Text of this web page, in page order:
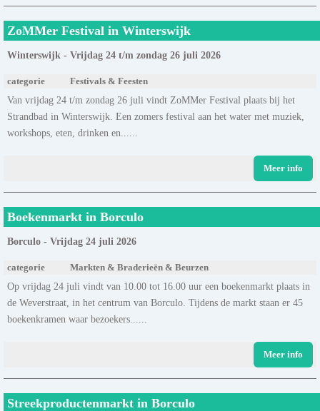
ZoMMer Festival in Winterswijk
Winterswijk - Vrijdag 24 t/m zondag 26 juli 2026
categorie Festivals & Feesten
Van vrijdag 24 t/m zondag 26 juli vindt ZoMMer Festival plaats bij het
Strandbad in Winterswijk. Een zomers festival aan het water met muziek,
workshops, eten, drinken en......
Meer info
Boekenmarkt in Borculo
Borculo - Vrijdag 24 juli 2026
categorie Markten & Braderieën & Beurzen
Op vrijdag 24 juli vindt van 10.00 tot 16.00 uur een boekenmarkt plaats in
de Weverstraat, in het centrum van Borculo. Tijdens de markt staan er 45
boekenkramen waar bezoekers......
Meer info
Streekproductenmarkt in Borculo